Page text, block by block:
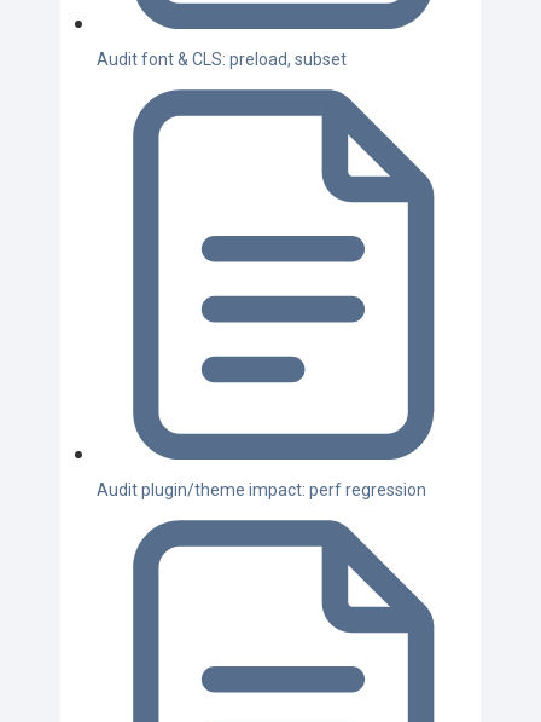
Audit font & CLS: preload, subset
Audit plugin/theme impact: perf regression